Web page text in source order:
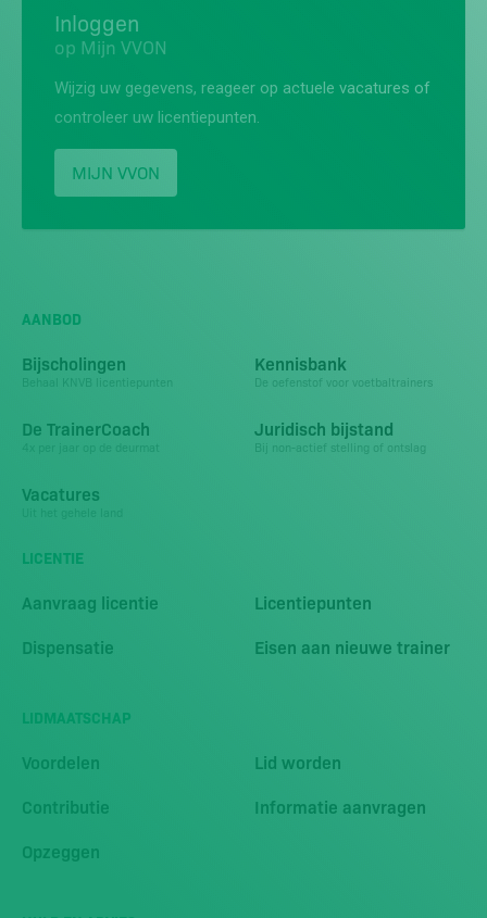
Inloggen
op Mijn VVON
Wijzig uw gegevens, reageer op actuele vacatures of
controleer uw licentiepunten.
MIJN VVON
AANBOD
Bijscholingen
Behaal KNVB licentiepunten
Kennisbank
De oefenstof voor voetbaltrainers
De TrainerCoach Juridisch bijstand
Bij non-actief stelling of ontslag
Vacatures
LICENTIE
Aanvraag licentie
Licentiepunten
Dispensatie
Eisen aan nieuwe trainer
LIDMAATSCHAP
Voordelen
Lid worden
Contributie
Informatie aanvragen
Opzeggen